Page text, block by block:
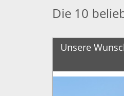
Die 10
Unsere